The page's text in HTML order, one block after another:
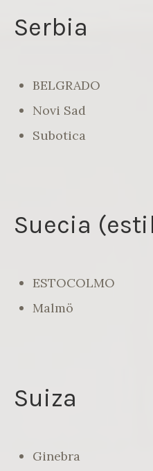
Serbia
BELGRADO
Novi Sad
Subotica
Suecia
ESTOCOLMO
Malmö
Suiza
Ginebra